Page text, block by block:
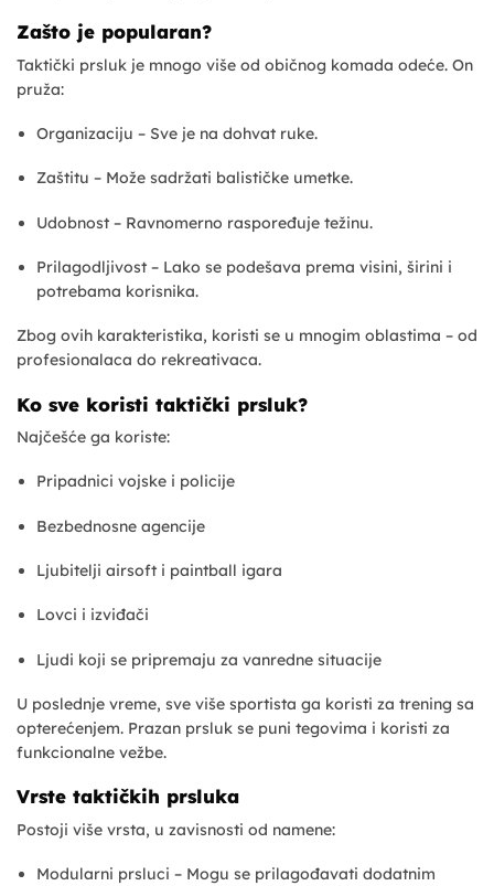
Zašto je popularan?
Taktički prsluk je mnogo više od običnog komada odeće. On
pruža:
Organizaciju – Sve je na dohvat ruke.
Zaštitu – Može sadržati balističke umetke.
Udobnost – Ravnomerno raspoređuje težinu.
Prilagodljivost – Lako se podešava prema visini, širini i
potrebama korisnika.
Zbog ovih karakteristika, koristi se u mnogim oblastima – od
profesionalaca do rekreativaca.
Ko sve koristi taktički prsluk?
Najčešće ga koriste:
Pripadnici vojske i policije
Bezbednosne agencije
Ljubitelji airsoft i paintball igara
Lovci i izviđači
Ljudi koji se pripremaju za vanredne situacije
U poslednje vreme, sve više sportista ga koristi za trening sa
opterećenjem. Prazan prsluk se puni tegovima i koristi za
funkcionalne vežbe.
Vrste taktičkih prsluka
Postoji više vrsta, u zavisnosti od namene:
Modularni prsluci – Mogu se prilagođavati dodatnim